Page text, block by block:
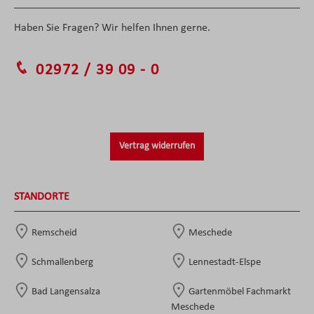
Haben Sie Fragen? Wir helfen Ihnen gerne.
02972 / 39 09 - 0
Vertrag widerrufen
STANDORTE
Remscheid Meschede
Schmallenberg Lennestadt-Elspe
Bad Langensalza
Gartenmöbel Fachmarkt
Meschede